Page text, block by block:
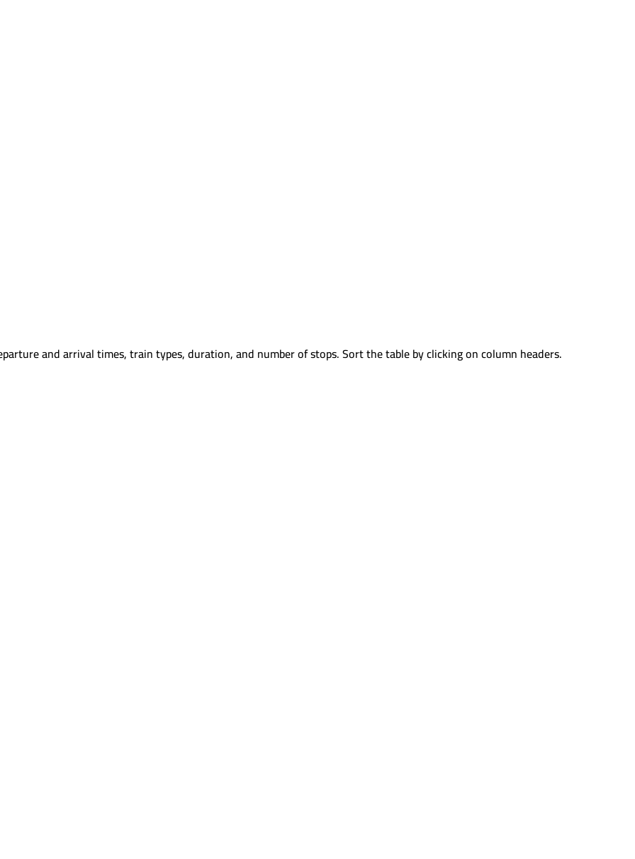
and arrival times, train types, duration, and number of stops. Sort the table by clicking on column headers.